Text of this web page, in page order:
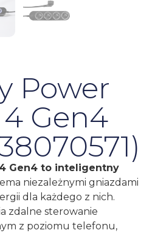
Power
Gen4
Gen4 to inteligentny
niezależnymi gniazdami
dla każdego z nich.
zdalne sterowanie
z poziomu telefonu,